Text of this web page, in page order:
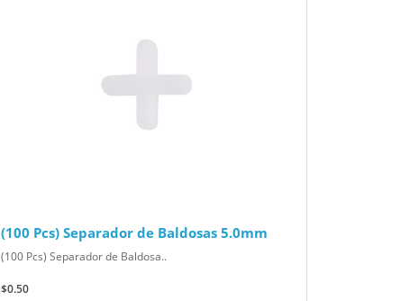
(100 Pcs) Separador de Baldosas 5.0mm
(100 Pcs) Separador de Baldosa..
$0.50